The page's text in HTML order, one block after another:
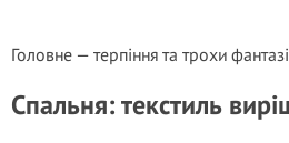
Головне — терпіння та трохи
Спальня: текстиль